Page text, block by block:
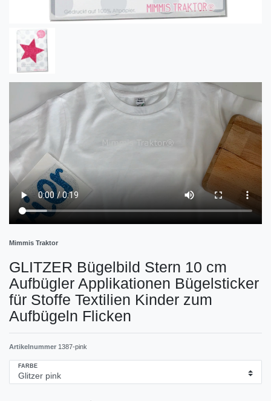
Mimmis Traktor
GLITZER Bügelbild Stern 10 cm
Aufbügler Applikationen Bügelsticker
für Stoffe Textilien Kinder zum
Aufbügeln Flicken
Artikelnummer 1387-pink
FARBE